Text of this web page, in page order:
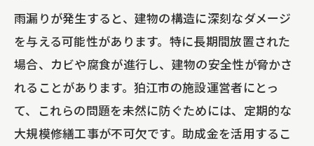
雨漏りが発生すると、建物の構造に深刻なダメージ
を与える可能性があります。特に長期間放置された
場合、カビや腐食が進行し、建物の安全性が脅かさ
れることがあります。狛江市の施設運営者にとっ
て、これらの問題を未然に防ぐためには、定期的な
大規模修繕工事が不可欠です。助成金を活用するこ